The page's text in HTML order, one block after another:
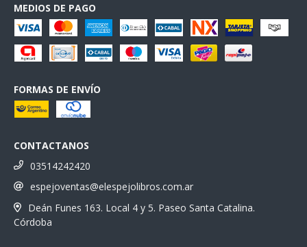
MEDIOS DE PAGO
FORMAS DE ENVÍO
CONTACTANOS
03514242420
espejoventas@elespejolibros.com.ar
Deán Funes 163. Local 4 y 5. Paseo Santa Catalina.
Córdoba